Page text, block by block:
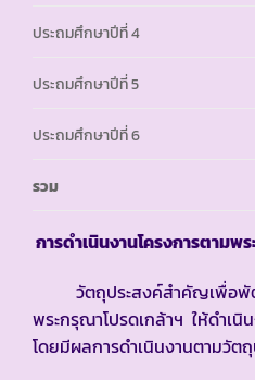
ประถมศึกษาปีที่ 4
ประถมศึกษาปีที่ 5
ประถมศึกษาปีที่ 6
รวม
การดำเนินงานโครงการตามพร
วัตถุประสงค์สำคัญเพื่อพัฒน
พระกรุณาโปรดเกล้าฯ ให้ดำเนิ
โดยมีผลการดำเนินงานตามวัต